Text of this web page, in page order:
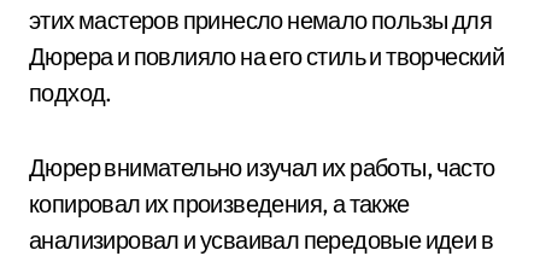
этих мастеров принесло немало пользы для
Дюрера и повлияло на его стиль и творческий
подход.
Дюрер внимательно изучал их работы, часто
копировал их произведения, а также
анализировал и усваивал передовые идеи в